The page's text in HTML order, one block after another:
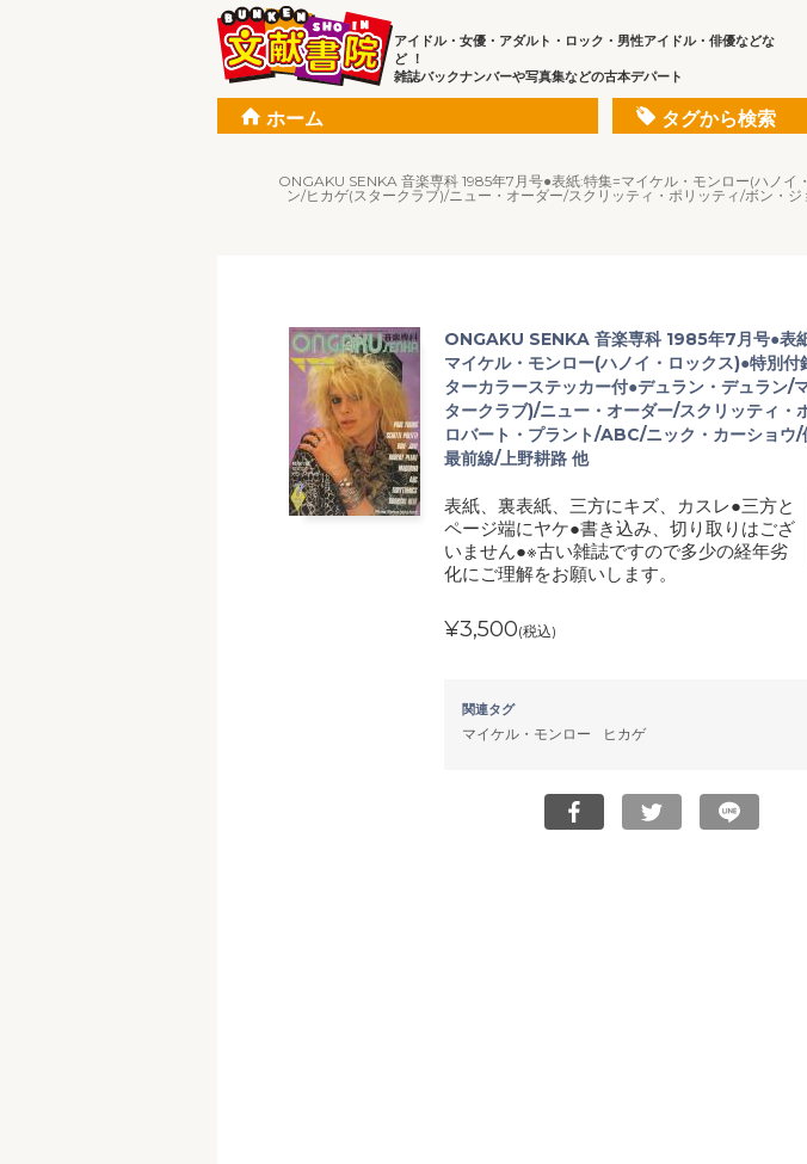
アイドル・女優・アダルト・ロック・男性アイドル・俳優などな
ど ！
雑誌バックナンバーや写真集などの古本デパート
ホーム タグから検索
ONGAKU SENKA 音楽専科 1985年7月号●表紙:特集=マイケル・モンロー(ハノ
ン/ヒカゲ(スタークラブ)/ニュー・オーダー/スクリッティ・ポリッティ/ボン・
ONGAKU SENKA 音楽専科 1985年7月号●表
マイケル・モンロー(ハノイ・ロックス)●特別付
ターカラーステッカー付●デュラン・デュラン/
タークラブ)/ニュー・オーダー/スクリッティ・
ロバート・プラント/ABC/ニック・カーショウ
最前線/上野耕路 他
表紙、裏表紙、三方にキズ、カスレ●三方と
ページ端にヤケ●書き込み、切り取りはござ
いません●※古い雑誌ですので多少の経年劣
化にご理解をお願いします。
¥3,500(税込)
関連タグ
マイケル・モンロー ヒカゲ